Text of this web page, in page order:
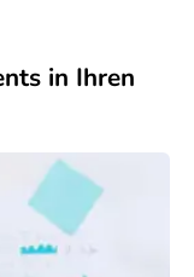
in Ihren